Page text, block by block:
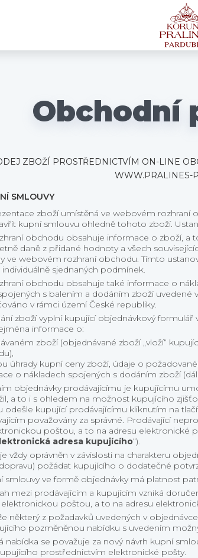
Obchodní
ZBOŽÍ PROSTŘEDNICTVÍM ON-LINE
WWW.PRALINES-
SMLOUVY
zboží umístěná ve webovém
kupní smlouvu ohledně tohoto zboží.
obchodu obsahuje informace o zboží, a
daně z přidané hodnoty a všech
ve webovém rozhraní obchodu. Tímto
individuálně sjednaných podmínek.
obchodu obsahuje také informace o
s balením a dodáním zboží
v rámci území České republiky.
zboží vyplní kupující objednávkový
informace o:
zboží (objednávané zboží „vloží“
úhrady kupní ceny zboží, údaje o
o nákladech spojených s dodáním zboží
objednávky prodávajícímu je kupujícímu
a to i s ohledem na možnost kupujícího
odešle kupující prodávajícímu kliknutím na
považovány za správné. Prodávající
poštou, a to na adresu elektronické
adresa kupujícího“).
vždy oprávněn v závislosti na charakteru
požádat kupujícího o dodatečné
smlouvy ve formě objednávky má platnost
mezi prodávajícím a kupujícím vzniká
poštou, a to na adresu
některý z požadavků uvedených v
pozměněnou nabídku s uvedením
nabídka se považuje za nový návrh kupní
prostřednictvím elektronické pošty.